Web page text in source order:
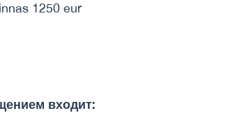
1250 eur
входит: